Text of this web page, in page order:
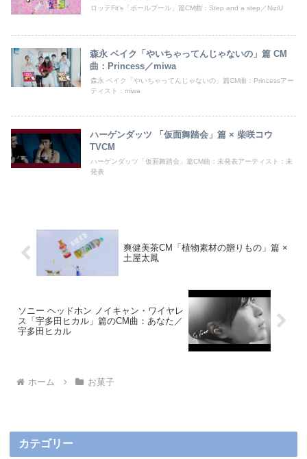
ロッテFit’s「ボールプール」篇CM曲：Step and a step／NiziU
森永 ベイク「やいちゃってんじゃないの」篇 CM
曲：Princess／miwa
森永 ベイク「やいちゃってんじゃないの」篇CM曲：Princessアー
ティスト：miwa
ハーゲンダッツ 「仮面舞踏会」篇 × 柴咲コウ
TVCM
ハーゲンダッツ「仮面舞踏会」篇CM曲：未発表アーティスト：未
発表
爽健美茶CM「植物素材の贈りもの」篇 ×
土屋太鳳
ソニー ヘッドホン ノイキャン・ワイヤレ
ス「宇多田ヒカル」篇のCM曲：あなた／
宇多田ヒカル
ホーム お菓子
カテゴリー